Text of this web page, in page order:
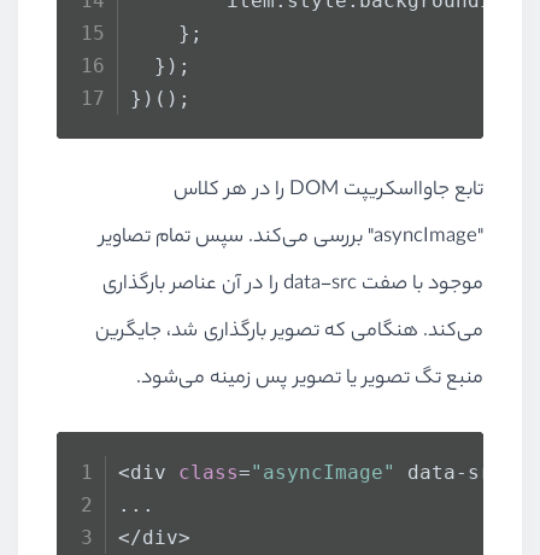
    };
  });
})();
تابع جاوااسکریپت DOM را در هر کلاس
"
asyncImage" بررسی می‌کند. سپس تمام تصاویر
موجود با صفتdata-srcرا در آن عناصر بارگذاری
می‌کند. هنگامی که تصویر بارگذاری شد، جایگرین
منبع تگ تصویر یا تصویر پس زمینه می‌شود.
<div class="asyncImage" data-src=
...
</div>